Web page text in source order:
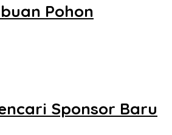
Pohon
Sponsor Baru